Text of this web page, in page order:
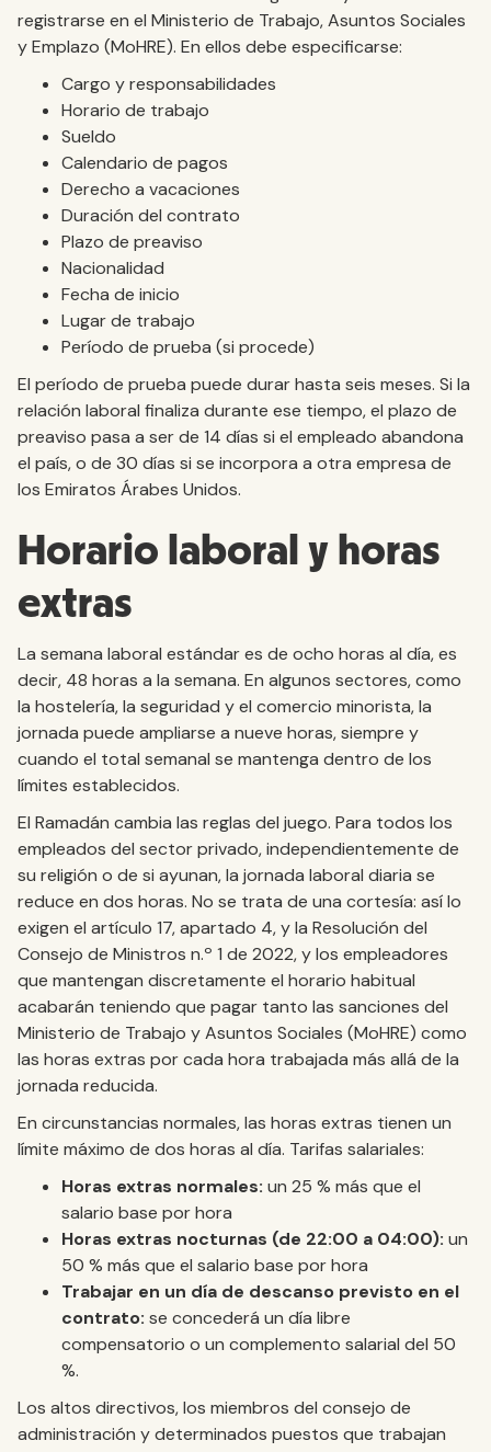
registrarse en el Ministerio de Trabajo, Asuntos Sociales
y Emplazo (MoHRE). En ellos debe especificarse:
Cargo y responsabilidades
Horario de trabajo
Sueldo
Calendario de pagos
Derecho a vacaciones
Duración del contrato
Plazo de preaviso
Nacionalidad
Fecha de inicio
Lugar de trabajo
Período de prueba (si procede)
El período de prueba puede durar hasta seis meses. Si la
relación laboral finaliza durante ese tiempo, el plazo de
preaviso pasa a ser de 14 días si el empleado abandona
el país, o de 30 días si se incorpora a otra empresa de
los Emiratos Árabes Unidos.
Horario laboral y horas
extras
La semana laboral estándar es de ocho horas al día, es
decir, 48 horas a la semana. En algunos sectores, como
la hostelería, la seguridad y el comercio minorista, la
jornada puede ampliarse a nueve horas, siempre y
cuando el total semanal se mantenga dentro de los
límites establecidos.
El Ramadán cambia las reglas del juego. Para todos los
empleados del sector privado, independientemente de
su religión o de si ayunan, la jornada laboral diaria se
reduce en dos horas. No se trata de una cortesía: así lo
exigen el artículo 17, apartado 4, y la Resolución del
Consejo de Ministros n.º 1 de 2022, y los empleadores
que mantengan discretamente el horario habitual
acabarán teniendo que pagar tanto las sanciones del
Ministerio de Trabajo y Asuntos Sociales (MoHRE) como
las horas extras por cada hora trabajada más allá de la
jornada reducida.
En circunstancias normales, las horas extras tienen un
límite máximo de dos horas al día. Tarifas salariales:
Horas extras normales: un 25 % más que el
salario base por hora
Horas extras nocturnas (de 22:00 a 04:00): un
50 % más que el salario base por hora
Trabajar en un día de descanso previsto en el
contrato: se concederá un día libre
compensatorio o un complemento salarial del 50
%.
Los altos directivos, los miembros del consejo de
administración y determinados puestos que trabajan